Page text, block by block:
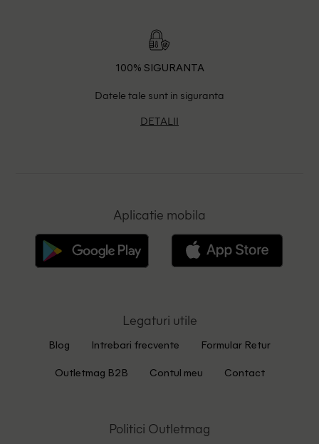
100% SIGURANTA
Datele tale sunt in siguranta
DETALII
Aplicatie mobila
Legaturi utile
Blog Intrebari frecvente Formular Retur
Outletmag B2B Contul meu Contact
Politici Outletmag